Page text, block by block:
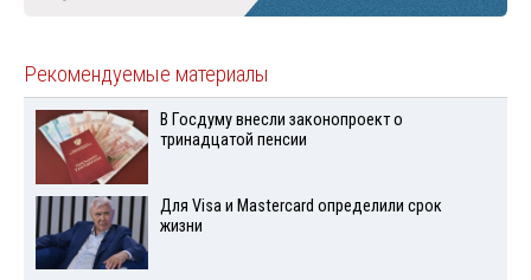
Рекомендуемые материалы
В Госдуму внесли законопроект о
тринадцатой пенсии
Для Visа и Mastercard определили срок
жизни